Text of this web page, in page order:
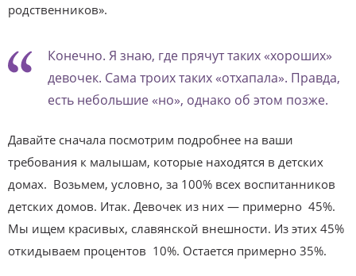
родственников».
Конечно. Я знаю, где прячут таких «хороших»
девочек. Сама троих таких «отхапала». Правда,
есть небольшие «но», однако об этом позже.
Давайте сначала посмотрим подробнее на ваши
требования к малышам, которые находятся в детских
домах. Возьмем, условно, за 100% всех воспитанников
детских домов. Итак. Девочек из них — примерно 45%.
Мы ищем красивых, славянской внешности. Из этих 45%
откидываем процентов 10%. Остается примерно 35%.